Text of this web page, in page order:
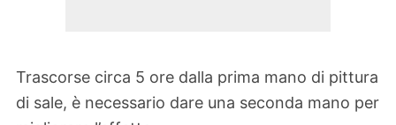
Trascorse circa 5 ore dalla prima mano di pittura
di sale, è necessario dare una seconda mano per